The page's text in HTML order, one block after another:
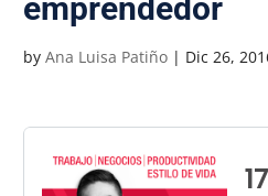
emprendedor
byAna Luisa Patiño | Dic 26,